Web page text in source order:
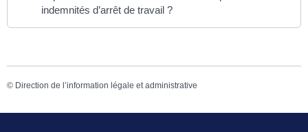
indemnités d’arrêt de travail ?
© Direction de l’information légale et administrative